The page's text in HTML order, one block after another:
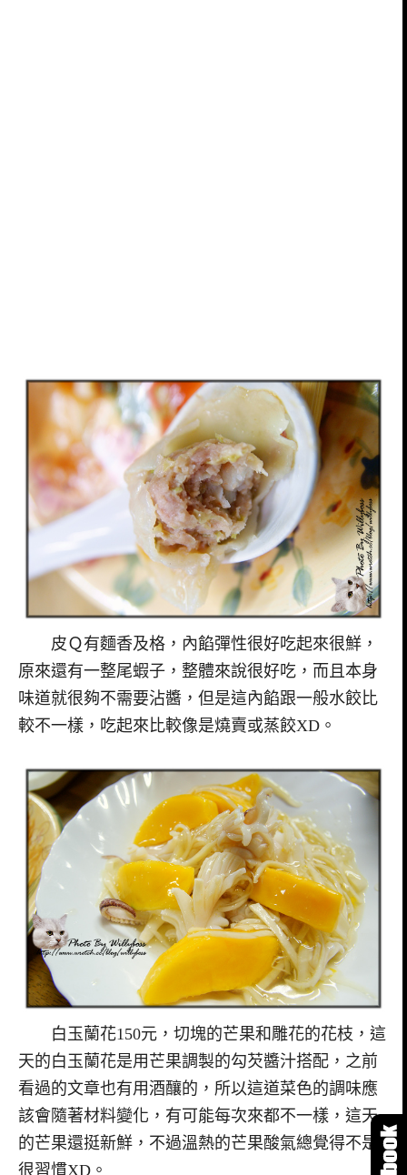
皮Ｑ有麵香及格，內餡彈性很好吃起來很鮮，
原來還有一整尾蝦子，整體來說很好吃，而且本身
味道就很夠不需要沾醬，但是這內餡跟一般水餃比
較不一樣，吃起來比較像是燒賣或蒸餃XD。
白玉蘭花150元，切塊的芒果和雕花的花枝，這
天的白玉蘭花是用芒果調製的勾芡醬汁搭配，之前
看過的文章也有用酒釀的，所以這道菜色的調味應
該會隨著材料變化，有可能每次來都不一樣，這天
的芒果還挺新鮮，不過溫熱的芒果酸氣總覺得不是
很習慣XD。